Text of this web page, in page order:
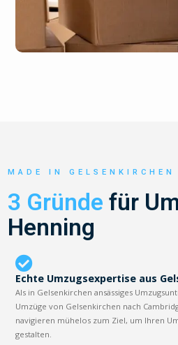
MADE IN GELSENKIRCHEN
3 Gründe für
Henning
Echte Umzugsexpertise aus
Als in Gelsenkirchen ansässiges
Umzüge von Gelsenkirchen nach
navigieren mühelos zum Ziel, um Ihren
gestalten.